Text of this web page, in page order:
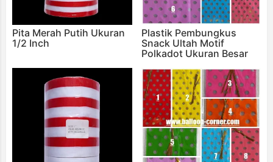
Pita Merah Putih Ukuran
1/2 Inch
Plastik Pembungkus
Snack Ultah Motif
Polkadot Ukuran Besar